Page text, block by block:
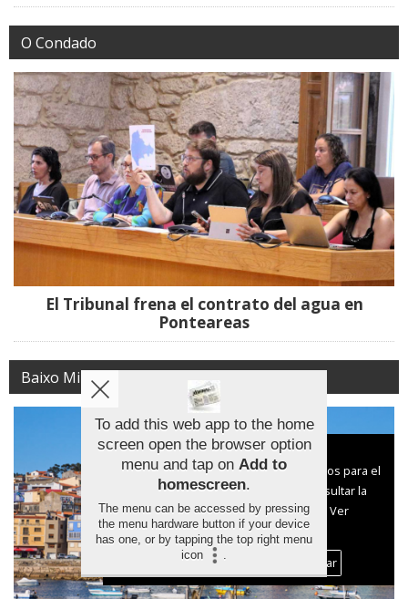
O Condado
El Tribunal frena el contrato del agua en
Ponteareas
Baixo Miño
Aviso sobre el Uso de cookies:
Utilizamos cookies nuestras y de terceros para el
funcionamiento del digital. Puedes consultar la
lista de cookies y como desconectarlas.
Ver
nuestra Política de Privacidad y Cookies
Aceptar Cookies
Personalizar
To add this web app to the home
screen open the browser option
menu and tap on Add to
homescreen.
The menu can be accessed by pressing
the menu hardware button if your device
has one, or by tapping the top right menu
icon
.